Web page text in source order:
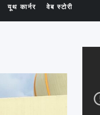
यूथ कार्नर वेब स्टोरी